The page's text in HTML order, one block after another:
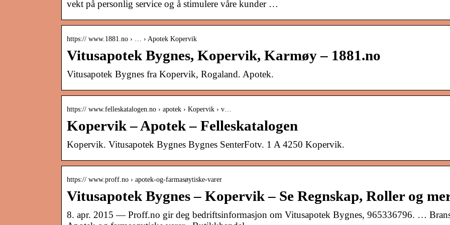
vekt på personlig service og å stimulere våre kunder …
https:// www.1881.no › … › Apotek Kopervik
Vitusapotek Bygnes, Kopervik, Karmøy – 1881.no
Vitusapotek Bygnes fra Kopervik, Rogaland. Apotek.
https:// www.felleskatalogen.no › apotek › Kopervik › v…
Kopervik – Apotek – Felleskatalogen
Kopervik. Vitusapotek Bygnes Bygnes SenterFotv. 1 A 4250 Kopervik.
https:// www.proff.no › apotek-og-farmasøytiske-varer
Vitusapotek Bygnes – Kopervik – Se Regnskap, Roller og
8. apr. 2015 — Proff.no gir deg bedriftsinformasjon om Vitusapotek Bygnes, 965336796. …